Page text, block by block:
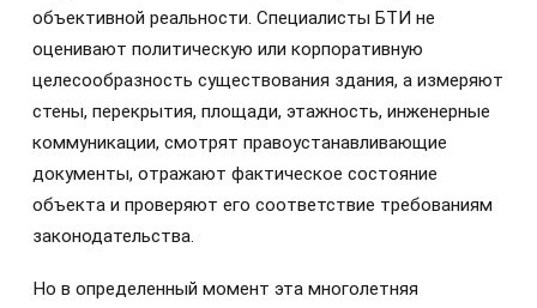
объективной реальности. Специалисты БТИ не
оценивают политическую или корпоративную
целесообразность существования здания, а измеряют
стены, перекрытия, площади, этажность, инженерные
коммуникации, смотрят правоустанавливающие
документы, отражают фактическое состояние
объекта и проверяют его соответствие требованиям
законодательства.
Но в определенный момент эта многолетняя